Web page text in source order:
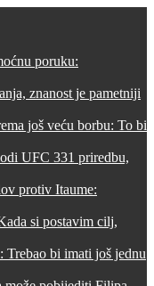
poruku:
znanost je pametniji
još veću borbu: To bi
UFC 331 priredbu,
protiv Itaume:
si postavim cilj,
Trebao bi imati još jednu